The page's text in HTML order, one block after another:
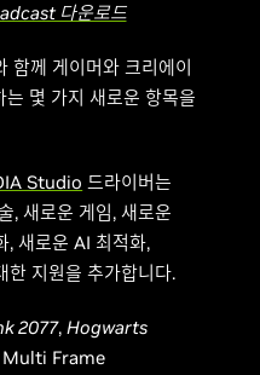
다운로드
께 게이머와 크리에이
몇 가지 새로운 항목을
Studio 드라이버는
, 새로운 게임, 새로운
새로운 AI 최적화,
한 지원을 추가합니다.
2077,Hogwarts
Multi Frame